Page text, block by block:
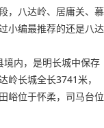
，八达岭、居庸关、慕
小编最推荐的还是八达
明长城中保存
岭长城全长3741米，
峪位于怀柔，司马台位